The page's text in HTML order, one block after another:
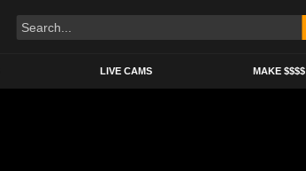
LIVE CAMS MAKE $$$$